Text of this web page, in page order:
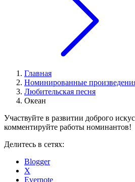
Главная
Номинированные
Любительская песня
Океан
Участвуйте в развитии доброго
комментируйте работы номинантов!
Делитесь в сетях:
Blogger
X
Evernote